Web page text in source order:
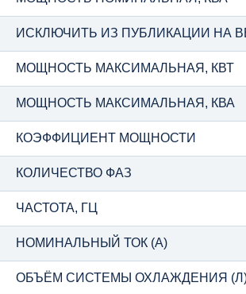
ИСКЛЮЧИТЬ ИЗ ПУБЛИКАЦИИ НА
МОЩНОСТЬ МАКСИМАЛЬНАЯ, КВТ
МОЩНОСТЬ МАКСИМАЛЬНАЯ, КВА
КОЭФФИЦИЕНТ МОЩНОСТИ
КОЛИЧЕСТВО ФАЗ
ЧАСТОТА, ГЦ
НОМИНАЛЬНЫЙ ТОК (А)
ОБЪЁМ СИСТЕМЫ ОХЛАЖДЕНИЯ